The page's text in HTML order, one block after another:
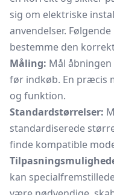
sig om elektriske
anvendelser.
bestemme den
Måling: Mål
før indkøb. En præcis
og funktion.
Standardstørrelser:
standardiserede
finde kompatible
kan